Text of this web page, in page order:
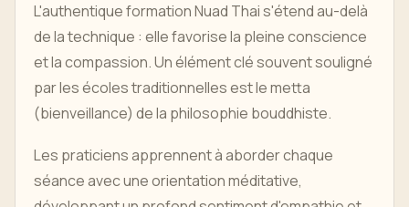
L'authentique formation Nuad Thai s'étend au-delà
de la technique : elle favorise la pleine conscience
et la compassion. Un élément clé souvent souligné
par les écoles traditionnelles est le metta
(bienveillance) de la philosophie bouddhiste.
Les praticiens apprennent à aborder chaque
séance avec une orientation méditative,